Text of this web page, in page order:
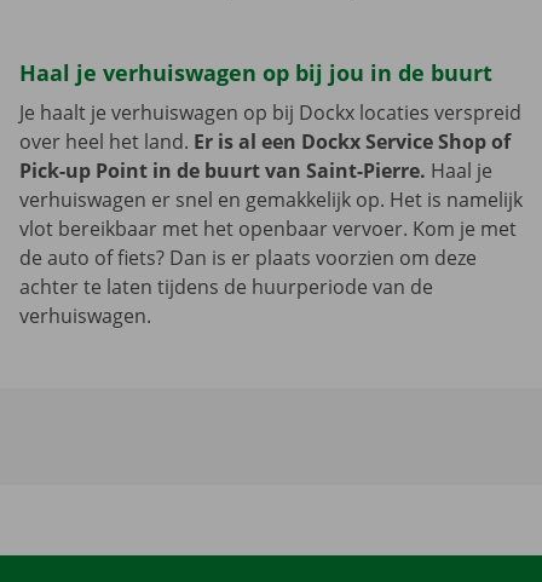
Haal je verhuiswagen op bij jou in de buurt
Je haalt je verhuiswagen op bij Dockx locaties verspreid
over heel het land. Er is al een Dockx Service Shop of
Pick-up Point in de buurt van Saint-Pierre. Haal je
verhuiswagen er snel en gemakkelijk op. Het is namelijk
vlot bereikbaar met het openbaar vervoer. Kom je met
de auto of fiets? Dan is er plaats voorzien om deze
achter te laten tijdens de huurperiode van de
verhuiswagen.